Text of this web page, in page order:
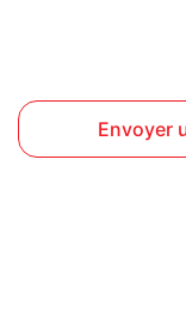
Envoyer